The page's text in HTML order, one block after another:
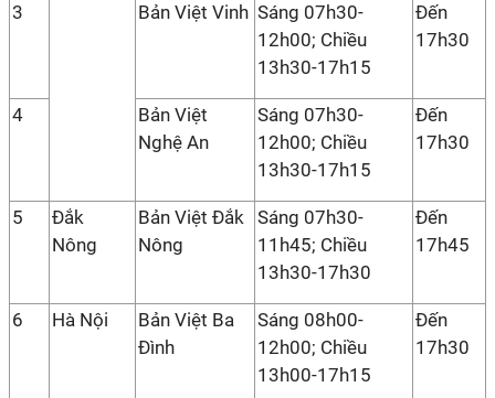
3 Bản Việt Vinh Sáng 07h30-
12h00; Chiều
13h30-17h15
Đến
17h30
4
Bản Việt
Nghệ An
Sáng 07h30-
12h00; Chiều
13h30-17h15
Đến
17h30
5
Đắk
Nông
Bản Việt Đắk
Nông
Sáng 07h30-
11h45; Chiều
13h30-17h30
Đến
17h45
6 Hà Nội
Bản Việt Ba
Đình
Sáng 08h00-
12h00; Chiều
13h00-17h15
Đến
17h30